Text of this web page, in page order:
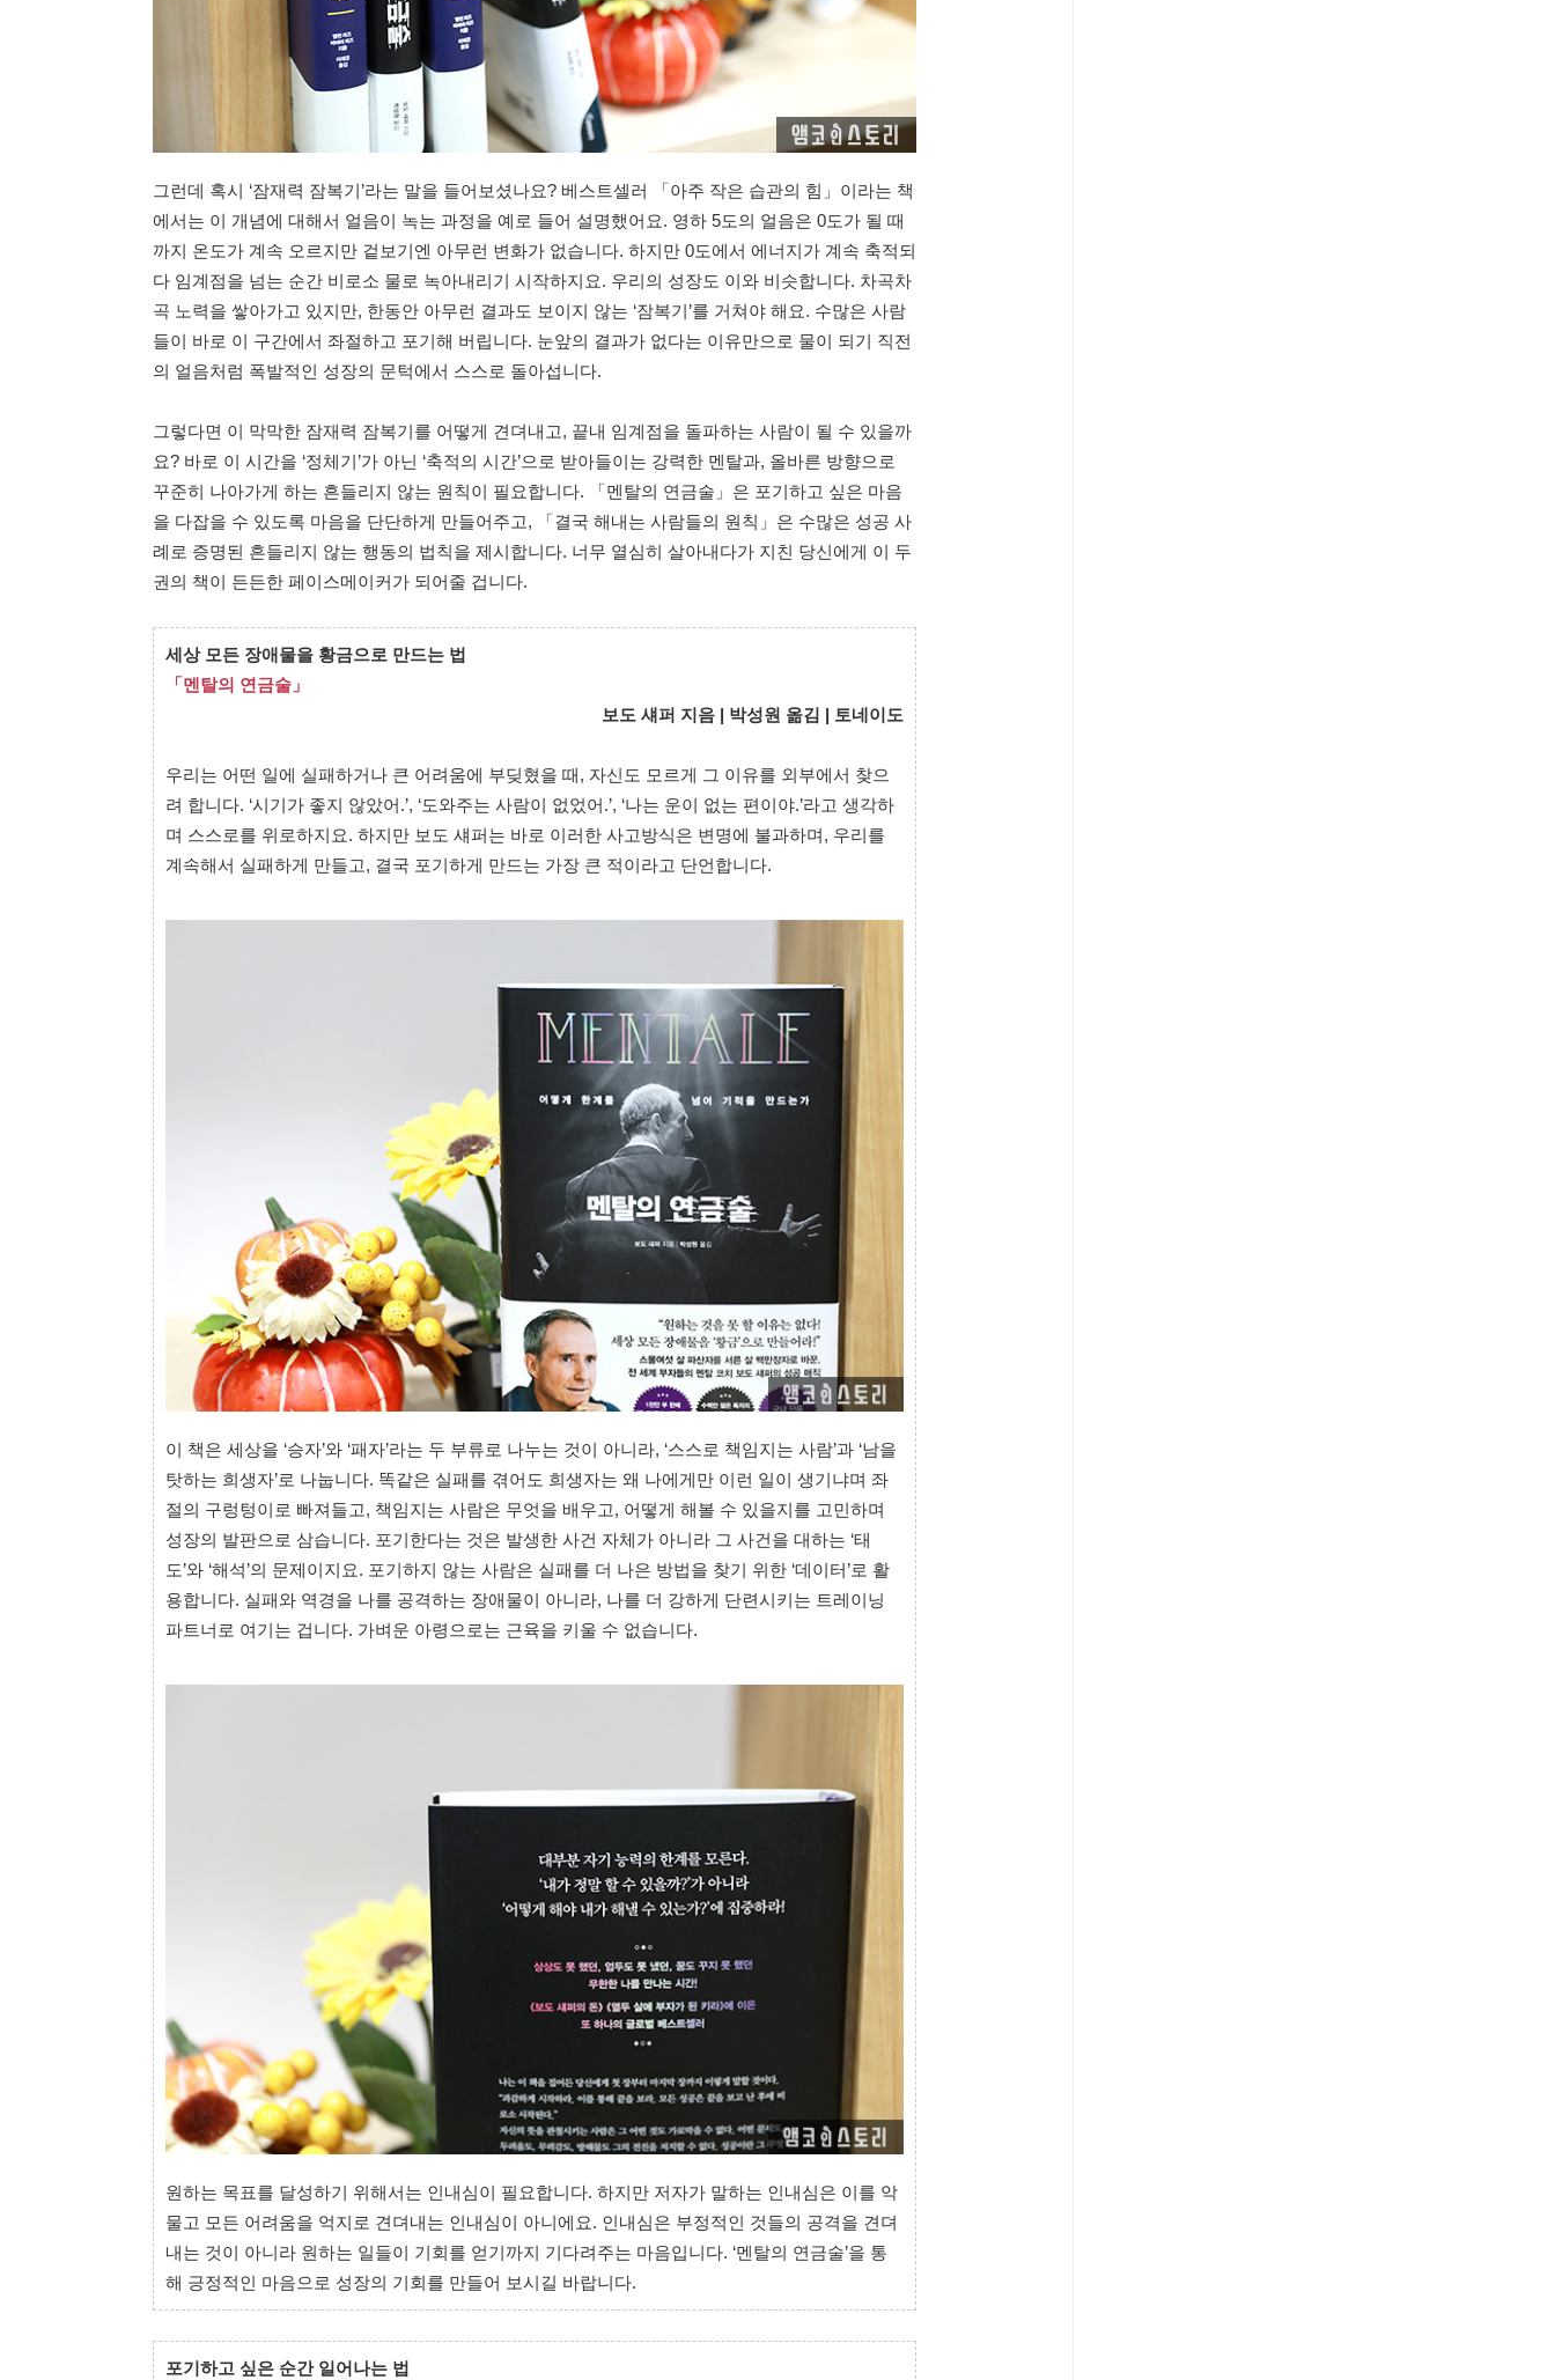
그런데 혹시 ‘잠재력 잠복기’라는 말을 들어보셨나요? 베스트셀러 「아주 작은 습관의 힘」이라는 책
에서는 이 개념에 대해서 얼음이 녹는 과정을 예로 들어 설명했어요. 영하 5도의 얼음은 0도가 될 때
까지 온도가 계속 오르지만 겉보기엔 아무런 변화가 없습니다. 하지만 0도에서 에너지가 계속 축적되
다 임계점을 넘는 순간 비로소 물로 녹아내리기 시작하지요. 우리의 성장도 이와 비슷합니다. 차곡차
곡 노력을 쌓아가고 있지만, 한동안 아무런 결과도 보이지 않는 ‘잠복기’를 거쳐야 해요. 수많은 사람
들이 바로 이 구간에서 좌절하고 포기해 버립니다. 눈앞의 결과가 없다는 이유만으로 물이 되기 직전
의 얼음처럼 폭발적인 성장의 문턱에서 스스로 돌아섭니다.
그렇다면 이 막막한 잠재력 잠복기를 어떻게 견뎌내고, 끝내 임계점을 돌파하는 사람이 될 수 있을까
요? 바로 이 시간을 ‘정체기’가 아닌 ‘축적의 시간’으로 받아들이는 강력한 멘탈과, 올바른 방향으로
꾸준히 나아가게 하는 흔들리지 않는 원칙이 필요합니다. 「멘탈의 연금술」은 포기하고 싶은 마음
을 다잡을 수 있도록 마음을 단단하게 만들어주고, 「결국 해내는 사람들의 원칙」은 수많은 성공 사
례로 증명된 흔들리지 않는 행동의 법칙을 제시합니다. 너무 열심히 살아내다가 지친 당신에게 이 두
권의 책이 든든한 페이스메이커가 되어줄 겁니다.
세상 모든 장애물을 황금으로 만드는 법
「멘탈의 연금술」
보도 섀퍼 지음 | 박성원 옮김 | 토네이도
우리는 어떤 일에 실패하거나 큰 어려움에 부딪혔을 때, 자신도 모르게 그 이유를 외부에서 찾으
려 합니다. ‘시기가 좋지 않았어.’, ‘도와주는 사람이 없었어.’, ‘나는 운이 없는 편이야.’라고 생각하
며 스스로를 위로하지요. 하지만 보도 섀퍼는 바로 이러한 사고방식은 변명에 불과하며, 우리를
계속해서 실패하게 만들고, 결국 포기하게 만드는 가장 큰 적이라고 단언합니다.
이 책은 세상을 ‘승자’와 ‘패자’라는 두 부류로 나누는 것이 아니라, ‘스스로 책임지는 사람’과 ‘남을
탓하는 희생자’로 나눕니다. 똑같은 실패를 겪어도 희생자는 왜 나에게만 이런 일이 생기냐며 좌
절의 구렁텅이로 빠져들고, 책임지는 사람은 무엇을 배우고, 어떻게 해볼 수 있을지를 고민하며
성장의 발판으로 삼습니다. 포기한다는 것은 발생한 사건 자체가 아니라 그 사건을 대하는 ‘태
도’와 ‘해석’의 문제이지요. 포기하지 않는 사람은 실패를 더 나은 방법을 찾기 위한 ‘데이터’로 활
용합니다. 실패와 역경을 나를 공격하는 장애물이 아니라, 나를 더 강하게 단련시키는 트레이닝
파트너로 여기는 겁니다. 가벼운 아령으로는 근육을 키울 수 없습니다.
원하는 목표를 달성하기 위해서는 인내심이 필요합니다. 하지만 저자가 말하는 인내심은 이를 악
물고 모든 어려움을 억지로 견뎌내는 인내심이 아니에요. 인내심은 부정적인 것들의 공격을 견뎌
내는 것이 아니라 원하는 일들이 기회를 얻기까지 기다려주는 마음입니다. ‘멘탈의 연금술’을 통
해 긍정적인 마음으로 성장의 기회를 만들어 보시길 바랍니다.
포기하고 싶은 순간 일어나는 법